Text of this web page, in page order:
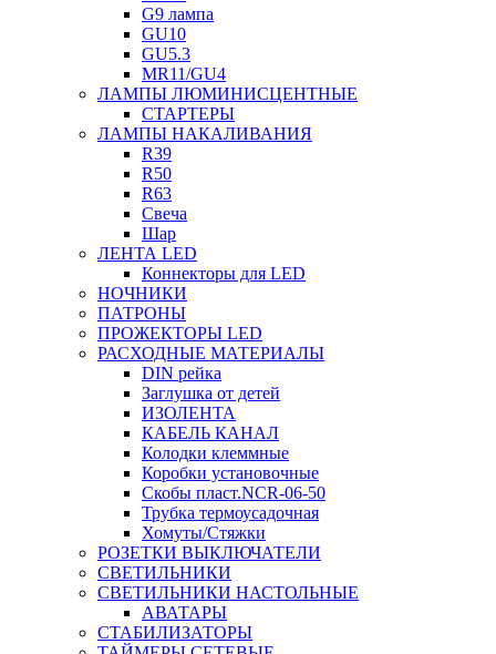
G9 лампа
GU10
GU5.3
MR11/GU4
ЛАМПЫ ЛЮМИНИСЦЕНТНЫЕ
СТАРТЕРЫ
ЛАМПЫ НАКАЛИВАНИЯ
R39
R50
R63
Свеча
Шар
ЛЕНТА LED
Коннекторы для LED
НОЧНИКИ
ПАТРОНЫ
ПРОЖЕКТОРЫ LED
РАСХОДНЫЕ МАТЕРИАЛЫ
DIN рейка
Заглушка от детей
ИЗОЛЕНТА
КАБЕЛЬ КАНАЛ
Колодки клеммные
Коробки установочные
Скобы пласт.NCR-06-50
Трубка термоусадочная
Хомуты/Стяжки
РОЗЕТКИ ВЫКЛЮЧАТЕЛИ
СВЕТИЛЬНИКИ
СВЕТИЛЬНИКИ НАСТОЛЬНЫЕ
АВАТАРЫ
СТАБИЛИЗАТОРЫ